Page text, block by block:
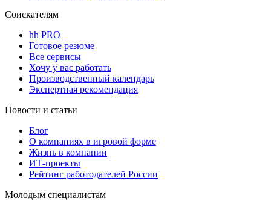
Соискателям
hh PRO
Готовое резюме
Все сервисы
Хочу у вас работать
Производственный календарь
Экспертная рекомендация
Новости и статьи
Блог
О компаниях в игровой форме
Жизнь в компании
ИТ-проекты
Рейтинг работодателей России
Молодым специалистам